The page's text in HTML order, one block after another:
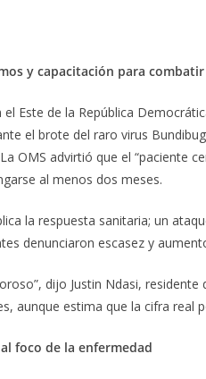
y capacitación para
Este de la República
el brote del raro virus
OMS advirtió que el “paciente
al menos dos meses.
la respuesta sanitaria; un
denunciaron escasez y
dijo Justin Ndasi,
aunque estima que la cifra real
foco de la enfermedad